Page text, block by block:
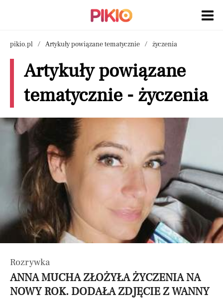
pikio.pl Artykuły powiązane tematycznie życzenia
Artykuły powiązane
tematycznie - życzenia
Rozrywka
ANNA MUCHA ZŁOŻYŁA ŻYCZENIA NA
NOWY ROK. DODAŁA ZDJĘCIE Z WANNY